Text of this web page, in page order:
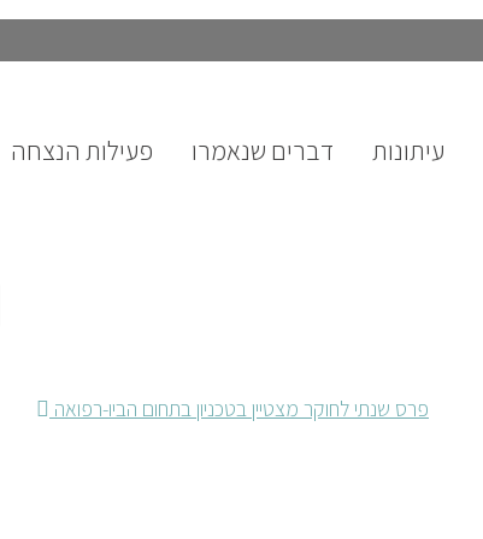
עיתונות דברים שנאמרו פעילות הנצחה
Post
פרס שנתי לחוקר מצטיין בטכניון בתחום הביו-רפואה